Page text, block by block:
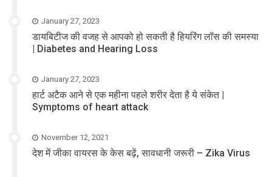
January 27, 2023
डायबिटीज की वजह से आपको हो सकती है हियरिंग लॉस की समस्या
| Diabetes and Hearing Loss
January 27, 2023
हार्ट अटैक आने से एक महीना पहले शरीर देता है ये संकेत |
Symptoms of heart attack
November 12, 2021
देश में जीका वायरस के केस बढ़ें, सावधानी जरूरी – Zika Virus